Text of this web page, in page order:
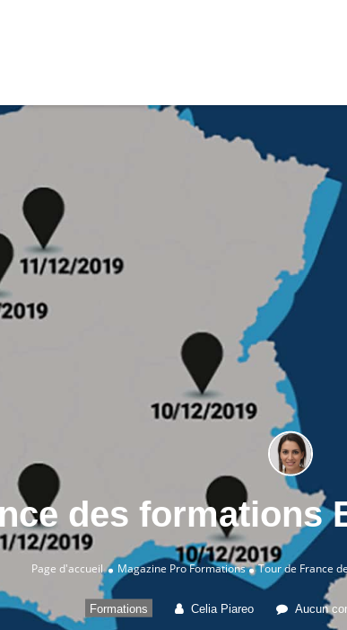
des formations
Page d'accueil Magazine ProFormations Tour de France
Formations Celia Piareo Aucun